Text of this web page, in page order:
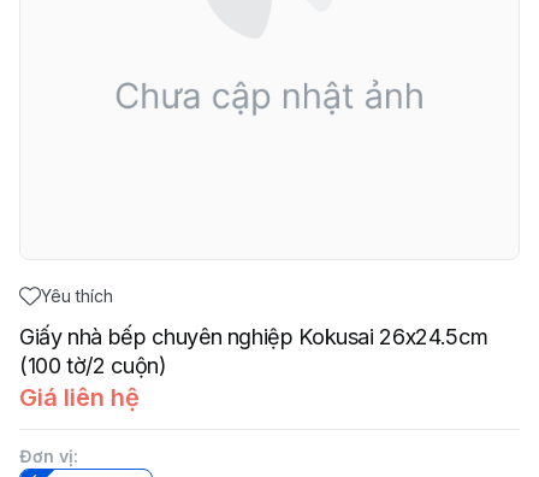
Yêu thích
Giấy nhà bếp chuyên nghiệp Kokusai 26x24.5cm
(100 tờ/2 cuộn)
Giá liên hệ
Đơn vị: